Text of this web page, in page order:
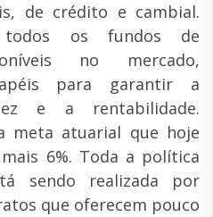
de crédito e cambial.
todos os fundos de
no mercado,
para garantir a
e a rentabilidade.
meta atuarial que hoje
6%. Toda a política
sendo realizada por
que oferecem pouco